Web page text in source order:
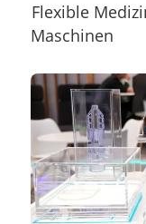
Flexible
Maschinen